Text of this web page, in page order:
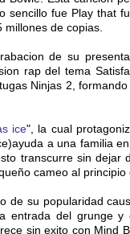
sencillo fue Play that
de copias.
de su
rap del tema
Ninjas 2,
ice", la cual
a una familia
transcurre sin dejar
cameo al principio
de su popularidad
entrada del grunge
sin exito con Mind